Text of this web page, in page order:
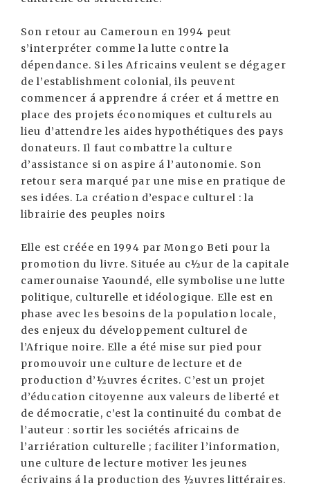
Son retour au Cameroun en 1994 peut
s’interpréter comme la lutte contre la
dépendance. Si les Africains veulent se dégager
de l’establishment colonial, ils peuvent
commencer á apprendre á créer et á mettre en
place des projets économiques et culturels au
lieu d’attendre les aides hypothétiques des pays
donateurs. Il faut combattre la culture
d’assistance si on aspire á l’autonomie. Son
retour sera marqué par une mise en pratique de
ses idées. La création d’espace culturel : la
librairie des peuples noirs
Elle est créée en 1994 par Mongo Beti pour la
promotion du livre. Située au c½ur de la capitale
camerounaise Yaoundé, elle symbolise une lutte
politique, culturelle et idéologique. Elle est en
phase avec les besoins de la population locale,
des enjeux du développement culturel de
l’Afrique noire. Elle a été mise sur pied pour
promouvoir une culture de lecture et de
production d’½uvres écrites. C’est un projet
d’éducation citoyenne aux valeurs de liberté et
de démocratie, c’est la continuité du combat de
l’auteur : sortir les sociétés africains de
l’arriération culturelle ; faciliter l’information,
une culture de lecture motiver les jeunes
écrivains á la production des ½uvres littéraires.